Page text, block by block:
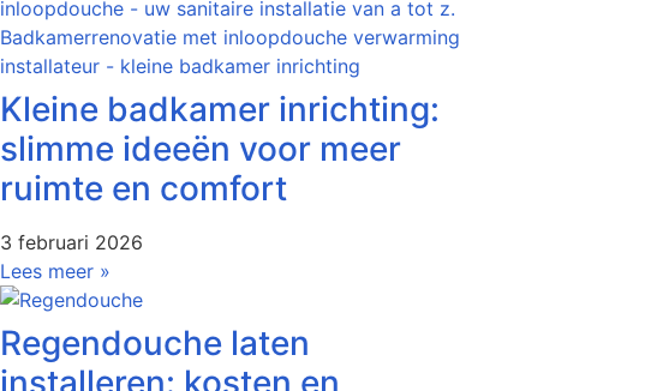
Kleine badkamer inrichting:
slimme ideeën voor meer
ruimte en comfort
3 februari 2026
Lees meer »
Regendouche laten
installeren: kosten en